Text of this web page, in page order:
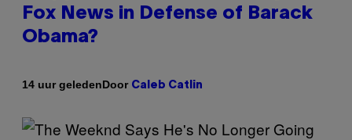
Fox News in Defense of Barack
Obama?
14 uur geledenDoor Caleb Catlin